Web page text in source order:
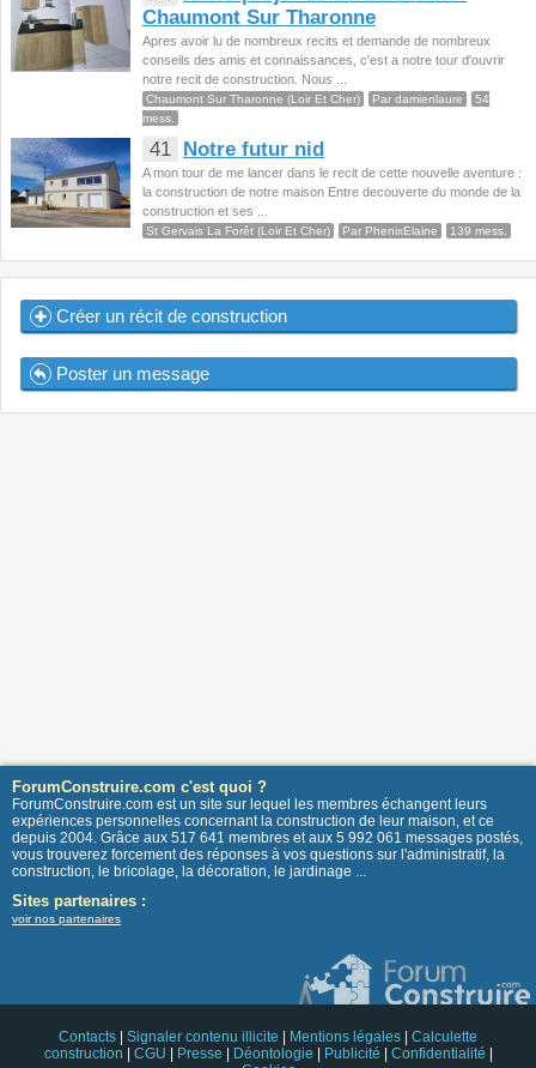
Chaumont Sur Tharonne
Apres avoir lu de nombreux recits et demande de nombreux
conseils des amis et connaissances, c'est a notre tour d'ouvrir
notre recit de construction. Nous ...
Chaumont Sur Tharonne (Loir Et Cher) Par damienlaure
54
mess.
41 Notre futur nid
A mon tour de me lancer dans le recit de cette nouvelle aventure :
la construction de notre maison Entre decouverte du monde de la
construction et ses ...
St Gervais La Forêt (Loir Et Cher) Par PhenixElaine 139 mess.
Créer un récit de construction
Poster un message
ForumConstruire.com c'est quoi ?
ForumConstruire.com est un site sur lequel les membres échangent leurs
expériences personnelles concernant la construction de leur maison, et ce
depuis 2004. Grâce aux 517 641 membres et aux 5 992 061 messages postés,
vous trouverez forcement des réponses à vos questions sur l'administratif, la
construction, le bricolage, la décoration, le jardinage ...
Sites partenaires :
voir nos partenaires
Contacts Signaler contenu illicite Mentions légales
Calculette
construction
CGU Presse Déontologie Publicité Confidentialité